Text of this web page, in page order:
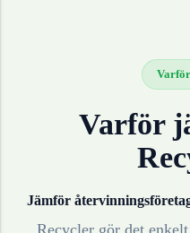
Varför
Jämför